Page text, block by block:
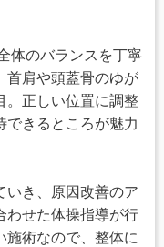
体のバランスを丁寧
首肩や頭蓋骨のゆが
。正しい位置に調整
できるところが魅力
いき、原因改善のア
わせた体操指導が行
施術なので、整体に